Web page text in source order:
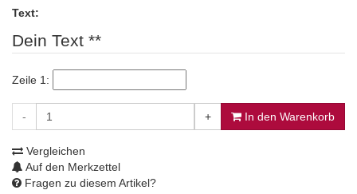
Text:
Dein Text **
Zeile 1:
- + In den Warenkorb
Vergleichen
Auf den Merkzettel
Fragen zu diesem Artikel?